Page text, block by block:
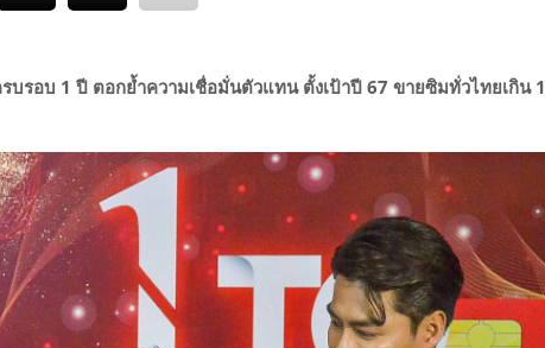
รอบ 1 ปี ตอกย้ำความเชื่อมั่นตัวแทน ตั้งเป้าปี 67 ขายซิมทั่วไทยเกิน 1